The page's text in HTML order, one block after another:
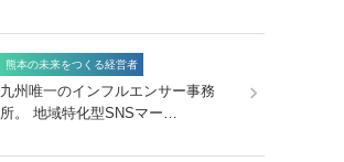
熊本の未来をつくる経営者
九州唯一のインフルエンサー事務
所。 地域特化型SNSマー…